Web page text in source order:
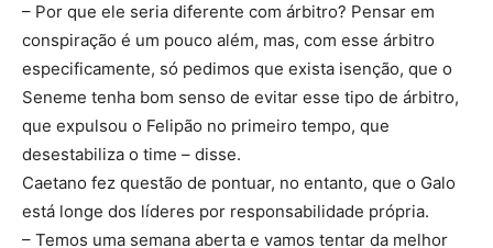
– Por que ele seria diferente com árbitro? Pensar em
conspiração é um pouco além, mas, com esse árbitro
especificamente, só pedimos que exista isenção, que o
Seneme tenha bom senso de evitar esse tipo de árbitro,
que expulsou o Felipão no primeiro tempo, que
desestabiliza o time – disse.
Caetano fez questão de pontuar, no entanto, que o Galo
está longe dos líderes por responsabilidade própria.
– Temos uma semana aberta e vamos tentar da melhor